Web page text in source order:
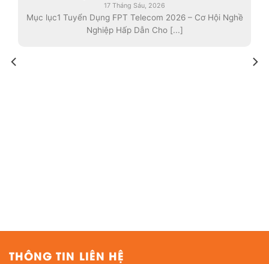
17 Tháng Sáu, 2026
Mục lục1 Tuyển Dụng FPT Telecom 2026 – Cơ Hội Nghề
Nghiệp Hấp Dẫn Cho [...]
THÔNG TIN LIÊN HỆ